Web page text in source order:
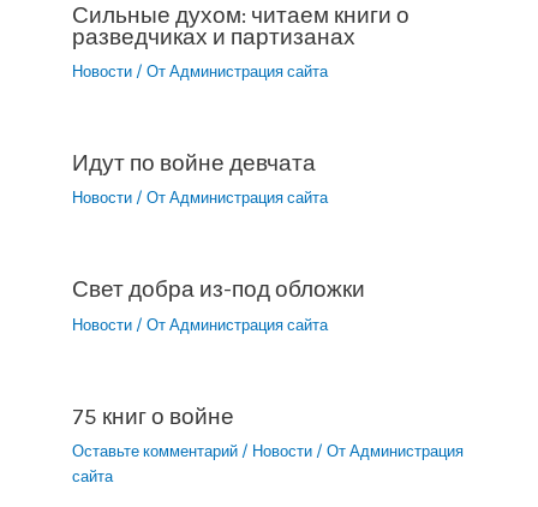
Сильные духом: читаем книги о
разведчиках и партизанах
Новости / От Администрация сайта
Идут по войне девчата
Новости / От Администрация сайта
Свет добра из-под обложки
Новости / От Администрация сайта
75 книг о войне
Оставьте комментарий / Новости / От Администрация
сайта